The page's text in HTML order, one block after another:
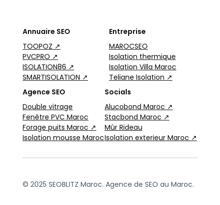
Annuaire SEO
TOOPOZ ↗
PVCPRO ↗
ISOLATION86 ↗
SMARTISOLATION ↗
Entreprise
MAROCSEO
Isolation thermique
Isolation Villa Maroc
Teliane Isolation ↗
Agence SEO
Double vitrage
Fenêtre PVC Maroc
Forage puits Maroc ↗
Isolation mousse Maroc
Socials
Alucobond Maroc ↗
Stacbond Maroc ↗
Mûr Rideau
Isolation exterieur Maroc ↗
© 2025 SEOBLITZ Maroc. Agence de SEO au Maroc.